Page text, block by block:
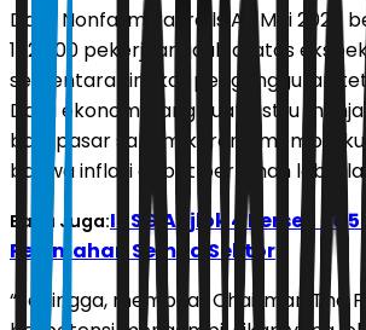
Data Nonfarm Payrolls AS Mei 2026
172.000 pekerjaan, jauh di atas
sementara tingkat pengangguran
Data ekonomi yang kuat justru
bagi pasar saham karena
bahwa inflasi dapat bertahan lebih
Baca Juga:IHSG Anjlok 4 Persen ke
Pelemahan Semua Sektor
“Sehingga, membuat Chairman The